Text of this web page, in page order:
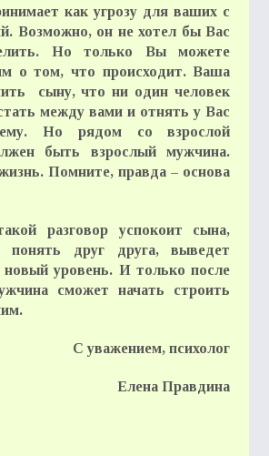
как угрозу для ваших с
Возможно, он не хотел бы Вас
Но только Вы можете
о том, что происходит. Ваша
сыну, что ни один человек
между вами и отнять у Вас
Но рядом со взрослой
быть взрослый мужчина.
Помните, правда – основа
разговор успокоит сына,
друг друга, выведет
уровень. И только после
сможет начать строить
С уважением, психолог
Елена Правдина